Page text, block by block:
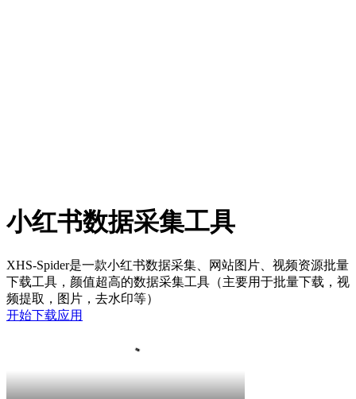
小红书数据采集工具
XHS-Spider是一款小红书数据采集、网站图片、视频资源批量
下载工具，颜值超高的数据采集工具（主要用于批量下载，视
频提取，图片，去水印等）
开始下载应用